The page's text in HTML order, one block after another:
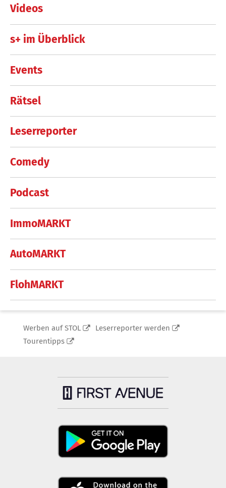
Videos
s+ im Überblick
Events
Rätsel
Leserreporter
Comedy
Podcast
ImmoMARKT
AutoMARKT
FlohMARKT
Werben auf STOL
Leserreporter werden
Tourentipps